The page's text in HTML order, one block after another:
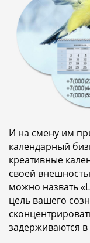
И на смену им
календарный
креативные
своей
можно назвать
цель вашего
задерживаются